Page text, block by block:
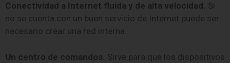
Conectividad a Internet fluida y de alta velocidad. Si
no se cuenta con un buen servicio de Internet puede ser
necesario crear una red interna.
Un centro de comandos. Sirve para que los dispositivos